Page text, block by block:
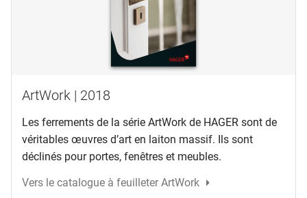
ArtWork | 2018
Les ferrements de la série ArtWork de HAGER sont de
véritables œuvres d’art en laiton massif. Ils sont
déclinés pour portes, fenêtres et meubles.
Vers le catalogue à feuilleter ArtWork